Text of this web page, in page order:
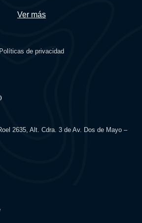
Ver más
Políticas de privacidad
2635, Alt. Cdra. 3 de Av. Dos de Mayo –